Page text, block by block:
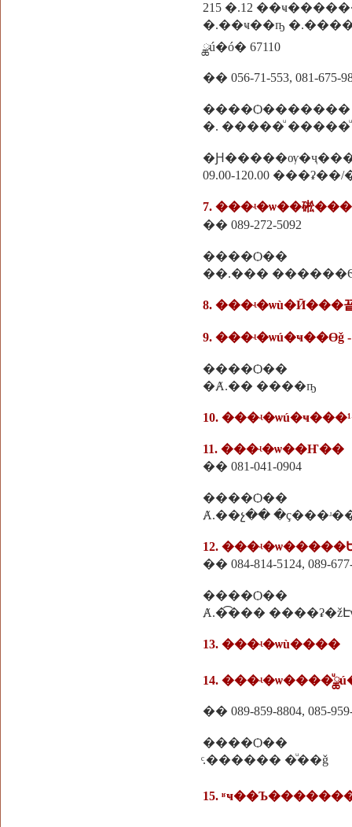
215 �.12
�.��ҹ��ҧ
ྪú�ó� 67110
�� 056-71-553, 081-675-
����Ѻ�������
�. �����ͧ �����ͧ
09.00-120.00
7. ���ʵ�ѡ��硹���
�� 089-272-5092
����Ѻ��
��.���
8. ���ʵ�ѡù�Ӣ���
9. ���ʵ�ѡú�ҹ��Өǧ -
����Ѻ��
�Ⱥ.�� ����ҧ
10.
11. ���ʵ�ѡ��Ҥ��
�� 081-041-0904
����Ѻ��
Ⱥ.��չ��
12.
�� 084-814-5124, 089-
����Ѻ��
Ⱥ.�͡���
13. ���ʵ�ѡù����
14.
�� 089-859-8804, 085-
����Ѻ��
ͨ.������ �ͧ��ǧ
15.